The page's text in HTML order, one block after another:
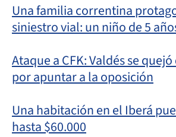
Una familia correntina
siniestro vial: un niño de 5
Ataque a CFK: Valdés se
por apuntar a la oposición
Una habitación en el Iberá
hasta $60.000